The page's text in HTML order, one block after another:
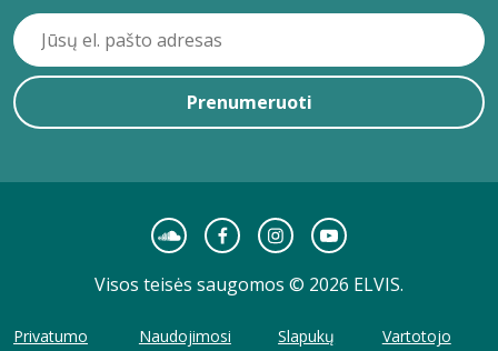
Prenumeruoti
Visos teisės saugomos © 2026 ELVIS.
Privatumo
Naudojimosi
Slapukų
Vartotojo